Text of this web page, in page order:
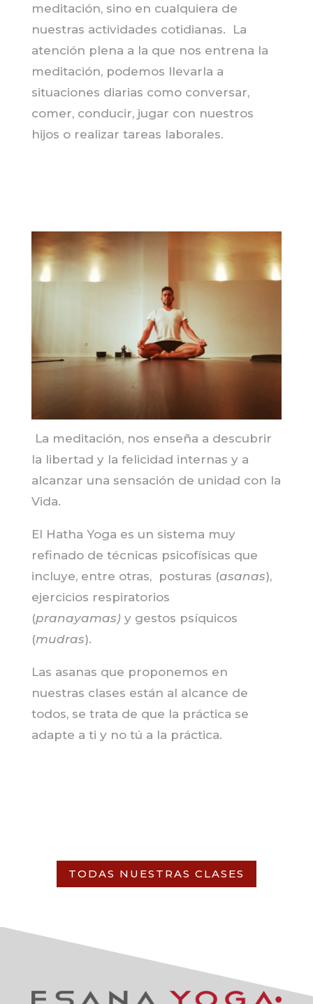
meditación, sino en cualquiera de
nuestras actividades cotidianas. La
atención plena a la que nos entrena la
meditación, podemos llevarla a
situaciones diarias como conversar,
comer, conducir, jugar con nuestros
hijos o realizar tareas laborales.
La meditación, nos enseña a descubrir
la libertad y la felicidad internas y a
alcanzar una sensación de unidad con la
Vida.
El Hatha Yoga es un sistema muy
refinado de técnicas psicofísicas que
incluye, entre otras, posturas (asanas),
ejercicios respiratorios
(pranayamas) y gestos psíquicos
(mudras).
Las asanas que proponemos en
nuestras clases están al alcance de
todos, se trata de que la práctica se
adapte a ti y no tú a la práctica.
TODAS NUESTRAS CLASES